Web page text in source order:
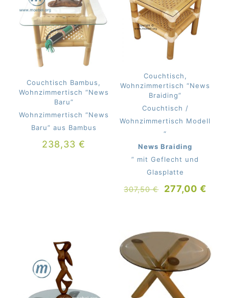
Couchtisch Bambus,
Wohnzimmertisch “News
Baru”
Wohnzimmertisch “News
Baru” aus Bambus
238,33€
Couchtisch,
Wohnzimmertisch “News
Braiding”
Couchtisch /
Wohnzimmertisch Modell
“
News Braiding
” mit Geflecht und
Glasplatte
307,50€ 277,00€